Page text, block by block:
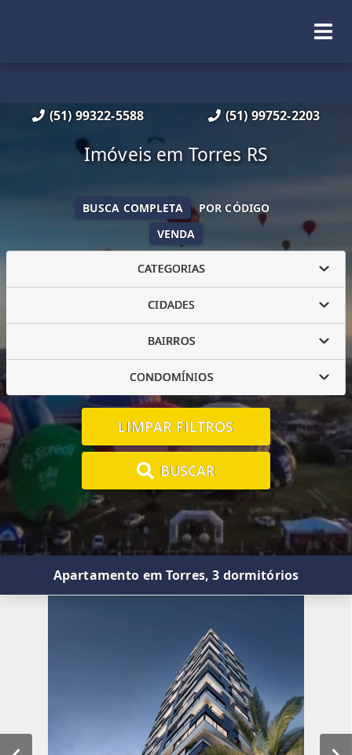
(51) 99322-5588 (51) 99752-2203
Imóveis em Torres RS
VENDA
BUSCA COMPLETA POR CÓDIGO
CATEGORIAS
CIDADES
BAIRROS
CONDOMÍNIOS
LIMPAR FILTROS
BUSCAR
Apartamento em Torres, 3 dormitórios